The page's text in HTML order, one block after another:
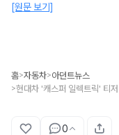
[원문 보기]
홈>자동차>아던트뉴스
>
0